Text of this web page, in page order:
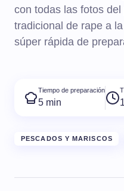
con todas las fotos
tradicional de rape a
súper rápida de
Tiempo de preparación
5 min
PESCADOS Y MARISCOS